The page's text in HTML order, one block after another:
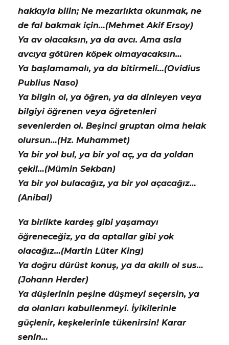
hakkıyla bilin; Ne mezarlıkta okunmak, ne
de fal bakmak için…(Mehmet Akif Ersoy)
Ya av olacaksın, ya da avcı. Ama asla
avcıya götüren köpek olmayacaksın…
Ya başlamamalı, ya da bitirmeli…(Ovidius
Publius Naso)
Ya bilgin ol, ya öğren, ya da dinleyen veya
bilgiyi öğrenen veya öğretenleri
sevenlerden ol. Beşinci gruptan olma helak
olursun…(Hz. Muhammet)
Ya bir yol bul, ya bir yol aç, ya da yoldan
çekil…(Mümin Sekban)
Ya bir yol bulacağız, ya bir yol açacağız…
(Anibal)
Ya birlikte kardeş gibi yaşamayı
öğreneceğiz, ya da aptallar gibi yok
olacağız…(Martin Lüter King)
Ya doğru dürüst konuş, ya da akıllı ol sus…
(Johann Herder)
Ya düşlerinin peşine düşmeyi seçersin, ya
da olanları kabullenmeyi. İyikilerinle
güçlenir, keşkelerinle tükenirsin! Karar
senin…